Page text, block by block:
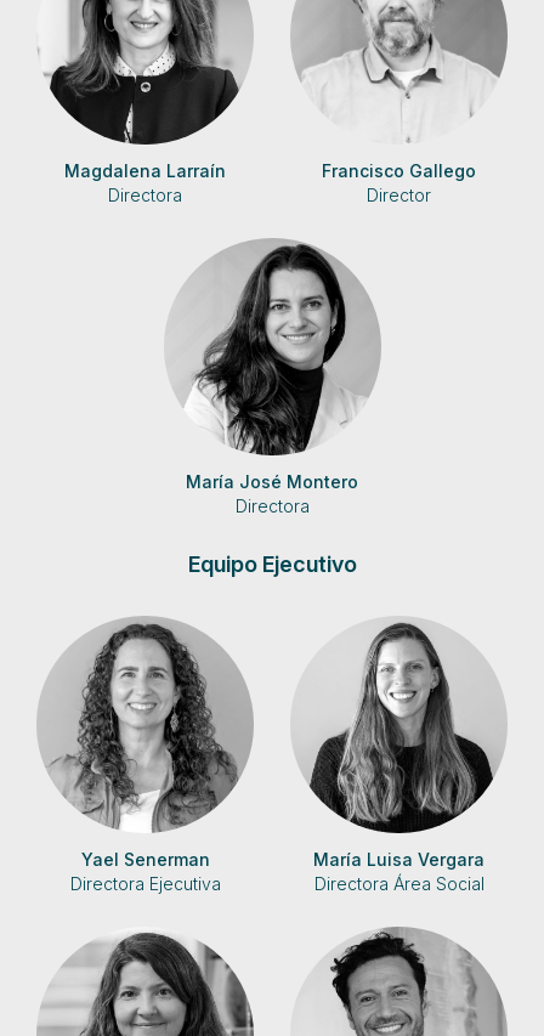
Magdalena Larraín
Directora
Francisco Gallego
Director
María José Montero
Directora
Equipo Ejecutivo
Yael Senerman
Directora Ejecutiva
María Luisa Vergara
Directora Área Social